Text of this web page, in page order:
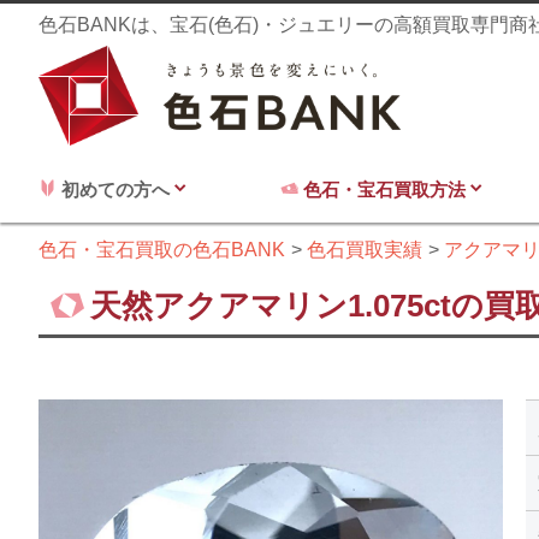
色石BANKは、宝石(色石)・ジュエリーの高額買取専門
初めての方へ 色石・宝石買取方法
色石・宝石買取の色石BANK 色石買取実績 アクアマ
天然アクアマリン1.075ctの買